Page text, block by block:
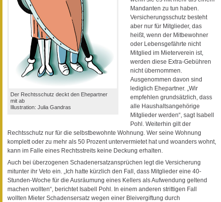
Der Rechtsschutz deckt den Ehepartner
mit ab
Illustration: Julia Gandras
Mandanten zu tun haben.
Versicherungsschutz besteht
aber nur für Mitglieder, das
heißt, wenn der Mitbewohner
oder Lebensgefährte nicht
Mitglied im Mieterverein ist,
werden diese Extra-Gebühren
nicht übernommen.
Ausgenommen davon sind
lediglich Ehepartner. „Wir
empfehlen grundsätzlich, dass
alle Haushaltsangehörige
Mitglieder werden“, sagt Isabell
Pohl. Weiterhin gilt der
Rechtsschutz nur für die selbstbewohnte Wohnung. Wer seine Wohnung
komplett oder zu mehr als 50 Prozent untervermietet hat und woanders wohnt,
kann im Falle eines Rechtsstreits keine Deckung erhalten.
Auch bei überzogenen Schadenersatzansprüchen legt die Versicherung
mitunter ihr Veto ein. „Ich hatte kürzlich den Fall, dass Mitglieder eine 40-
Stunden-Woche für die Ausräumung eines Kellers als Aufwendung geltend
machen wollten“, berichtet Isabell Pohl. In einem anderen strittigen Fall
wollten Mieter Schadensersatz wegen einer Bleivergiftung durch